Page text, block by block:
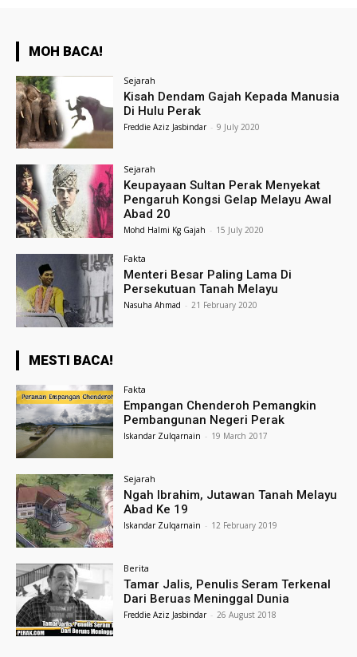
MOH BACA!
Sejarah
Kisah Dendam Gajah Kepada Manusia
Di Hulu Perak
Freddie Aziz Jasbindar - 9 July 2020
Sejarah
Keupayaan Sultan Perak Menyekat
Pengaruh Kongsi Gelap Melayu Awal
Abad 20
Mohd Halmi Kg Gajah - 15 July 2020
Fakta
Menteri Besar Paling Lama Di
Persekutuan Tanah Melayu
Nasuha Ahmad - 21 February 2020
MESTI BACA!
Fakta
Empangan Chenderoh Pemangkin
Pembangunan Negeri Perak
Iskandar Zulqarnain - 19 March 2017
Sejarah
Ngah Ibrahim, Jutawan Tanah Melayu
Abad Ke 19
Iskandar Zulqarnain - 12 February 2019
Berita
Tamar Jalis, Penulis Seram Terkenal
Dari Beruas Meninggal Dunia
Freddie Aziz Jasbindar - 26 August 2018